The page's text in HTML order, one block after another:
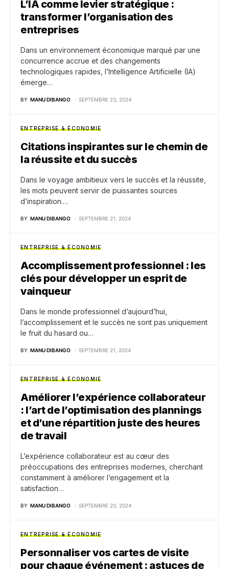
L’IA comme levier stratégique :
transformer l’organisation des
entreprises
Dans un environnement économique marqué par une
concurrence accrue et des changements
technologiques rapides, l’Intelligence Artificielle (IA)
émerge…
BY MANU DIBANGO SEPTEMBRE 23, 2024
ENTREPRISE & ÉCONOMIE
Citations inspirantes sur le chemin de
la réussite et du succès
Dans le voyage ambitieux vers le succès et la réussite,
les mots peuvent servir de puissantes sources
d’inspiration.…
BY MANU DIBANGO SEPTEMBRE 21, 2024
ENTREPRISE & ÉCONOMIE
Accomplissement professionnel : les
clés pour développer un esprit de
vainqueur
Dans le monde professionnel d’aujourd’hui,
l’accomplissement et le succès ne sont pas uniquement
le fruit du hasard ou…
BY MANU DIBANGO SEPTEMBRE 21, 2024
ENTREPRISE & ÉCONOMIE
Améliorer l’expérience collaborateur
: l’art de l’optimisation des plannings
et d’une répartition juste des heures
de travail
L’expérience collaborateur est au cœur des
préoccupations des entreprises modernes, cherchant
constamment à améliorer l’engagement et la
satisfaction…
BY MANU DIBANGO SEPTEMBRE 20, 2024
ENTREPRISE & ÉCONOMIE
Personnaliser vos cartes de visite
pour chaque événement : astuces de